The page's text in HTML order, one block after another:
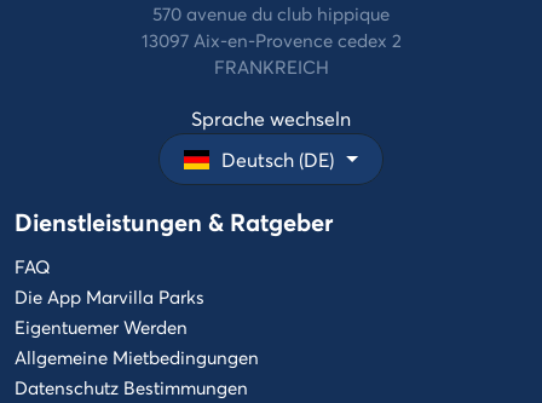
570 avenue du club hippique
13097 Aix-en-Provence cedex 2
FRANKREICH
Sprache wechseln
Deutsch (DE)
Dienstleistungen & Ratgeber
FAQ
Die App Marvilla Parks
Eigentuemer Werden
Allgemeine Mietbedingungen
Datenschutz Bestimmungen